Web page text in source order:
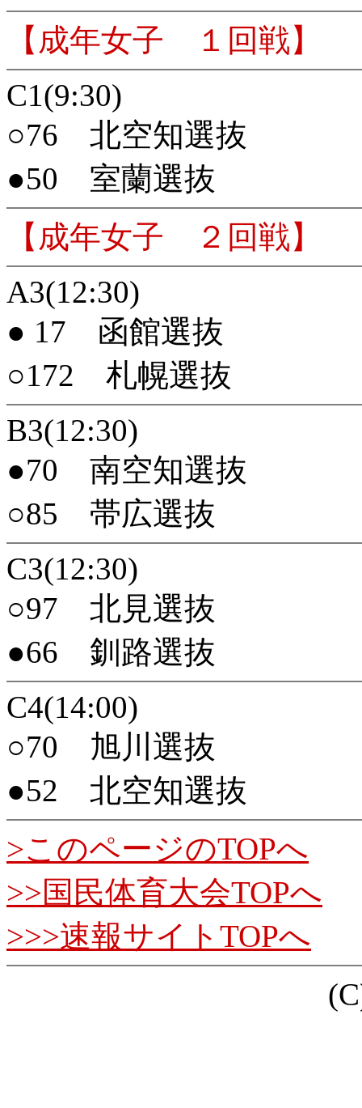
【成年女子 １回戦】
C1(9:30)
○76 北空知選抜
●50 室蘭選抜
【成年女子 ２回戦】
A3(12:30)
● 17 函館選抜
○172 札幌選抜
B3(12:30)
●70 南空知選抜
○85 帯広選抜
C3(12:30)
○97 北見選抜
●66 釧路選抜
C4(14:00)
○70 旭川選抜
●52 北空知選抜
>このページのTOPへ
>>国民体育大会TOPへ
>>>速報サイトTOPへ